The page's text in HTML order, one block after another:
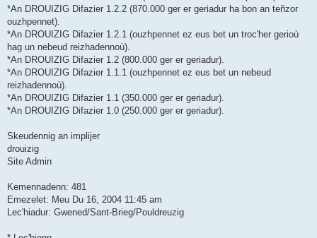
*An DROUIZIG Difazier 1.2.2 (870.000 ger er geriadur ha bon an teñzor
ouzhpennet).
*An DROUIZIG Difazier 1.2.1 (ouzhpennet ez eus bet un troc'her gerioù
hag un nebeud reizhadennoù).
*An DROUIZIG Difazier 1.2 (800.000 ger er geriadur).
*An DROUIZIG Difazier 1.1.1 (ouzhpennet ez eus bet un nebeud
reizhadennoù).
*An DROUIZIG Difazier 1.1 (350.000 ger er geriadur).
*An DROUIZIG Difazier 1.0 (250.000 ger er geriadur).
Skeudennig an implijer
drouizig
Site Admin
Kemennadenn: 481
Emezelet: Meu Du 16, 2004 11:45 am
Lec'hiadur: Gwened/Sant-Brieg/Pouldreuzig